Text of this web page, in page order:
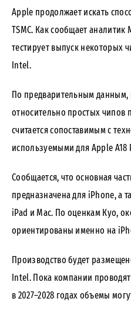
Apple продолжает искать
TSMC. Как сообщает
тестирует выпуск некоторых
Intel.
По предварительным данным,
относительно простых чипов
считается сопоставимым с
используемыми для Apple A18
Сообщается, что основная
предназначена для iPhone, а
iPad и Mac. По оценкам Куо,
ориентированы именно на
Производство будет
Intel. Пока компании
в 2027–2028 годах объемы